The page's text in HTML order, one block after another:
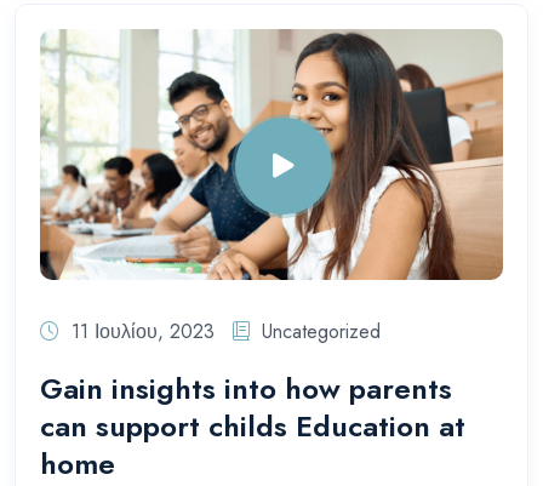
11 Ιουλίου, 2023 Uncategorized
Gain insights into how parents
can support childs Education at
home